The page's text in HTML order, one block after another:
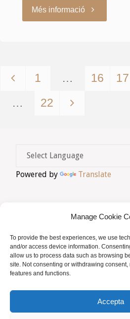
Manage Cookie
To provide the best experiences, we use
and/or access device information.
allow us to process data such as browsing
site. Not consenting or withdrawing
features and functions.
Accepta
Més informació"Ateneu-
14-
Paginació
entrades
1 … 16 17
…
22
Powered by Translate
AVIS LEGAL | POLÍTICA
BUSQUES HOMEÒPATA?